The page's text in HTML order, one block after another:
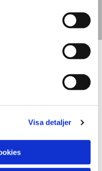
Visa detaljer
EN
OFFERT